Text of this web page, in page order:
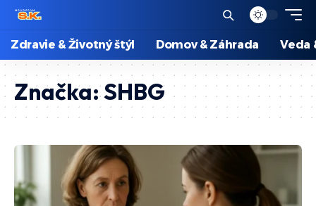
Zdravie & Životný štýl Domov & Záhrada Veda
Značka:SHBG